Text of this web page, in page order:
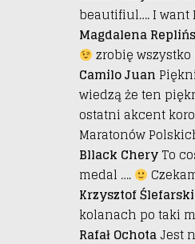
beautifiul…. I want
Magdalena
zrobię wszystko
Camilo Juan
wiedzą że ten
ostatni akcent
Maratonów
Bllack CheryTo
medal ….
Krzysztof Ślefarski
kolanach po taki
Rafał OchotaJest